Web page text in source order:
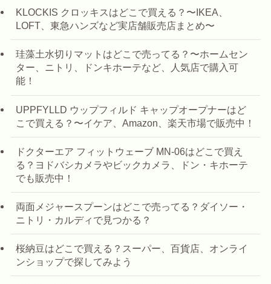
KLOCKIS クロッキスはどこで買える？〜IKEA、
LOFT、東急ハンズなど実店舗販売店まとめ〜
珪藻土水切りマットはどこで売ってる？〜ホームセン
ター、ニトリ、ドンキホーテなど、人気店で購入可
能！
UPPFYLLD ウップフィルド キャップオープナーはど
こで買える？〜イケア、Amazon、楽天市場で販売中！
ドクターエア フィットウェーブ MN-06はどこで買え
る？ヨドバシカメラやビックカメラ、ドン・キホーテ
でも販売中！
両面メジャースプーンはどこで売ってる？ダイソー・
ニトリ・カルディで見つかる？
桜納豆はどこで買える？スーパー、百貨店、オンライ
ンショップで探してみよう